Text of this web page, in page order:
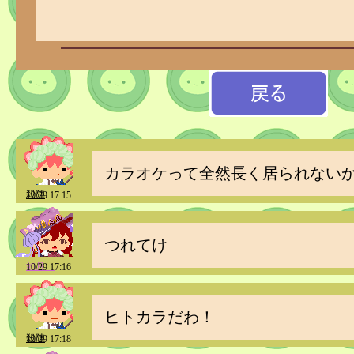
カラオケって全然長く居られない
殺陣
10/29 17:15
つれてけ
如月＿
10/29 17:16
ヒトカラだわ！
殺陣
10/29 17:18